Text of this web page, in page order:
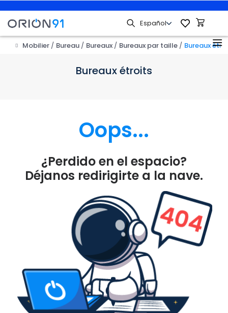
Mobilier Bureau Bureaux Bureaux par taille Bureaux
Bureaux étroits
Oops...
¿Perdido en el espacio?
Déjanos redirigirte a la nave.